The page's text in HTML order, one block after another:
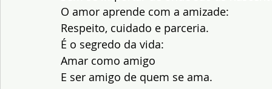
O amor aprende com a amizade:
Respeito, cuidado e parceria.
É o segredo da vida:
Amar como amigo
E ser amigo de quem se ama.